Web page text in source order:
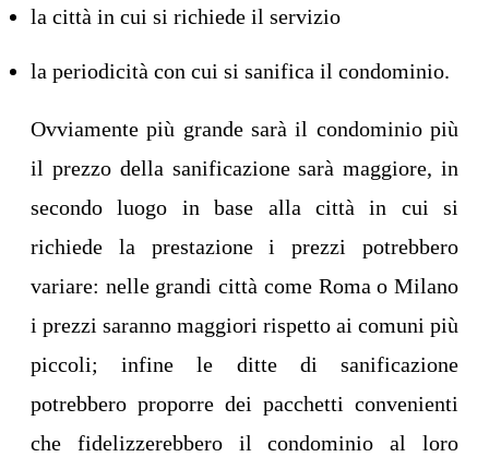
la città in cui si richiede il servizio
la periodicità con cui si sanifica il condominio.
Ovviamente più grande sarà il condominio più
il prezzo della sanificazione sarà maggiore, in
secondo luogo in base alla città in cui si
richiede la prestazione i prezzi potrebbero
variare: nelle grandi città come Roma o Milano
i prezzi saranno maggiori rispetto ai comuni più
piccoli; infine le ditte di sanificazione
potrebbero proporre dei pacchetti convenienti
che fidelizzerebbero il condominio al loro